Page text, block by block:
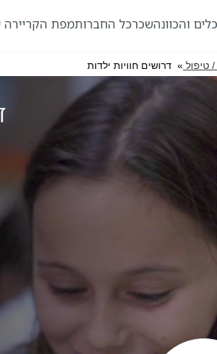
כלים והכוונהשכרכל החברותמפת הקריירה
/ טיפול » דרושים חוויות ילדות